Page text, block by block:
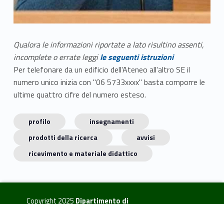
Qualora le informazioni riportate a lato risultino assenti,
incomplete o errate leggile seguenti istruzioni
Per telefonare da un edificio dell'Ateneo all'altro SE il
numero unico inizia con "06 5733xxxx" basta comporre le
ultime quattro cifre del numero esteso.
profilo
insegnamenti
prodotti della ricerca
avvisi
ricevimento e materiale didattico
Copyright 2025 Dipartimento di